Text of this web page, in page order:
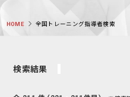
HOME 全国トレーニング指導者検索
検索結果